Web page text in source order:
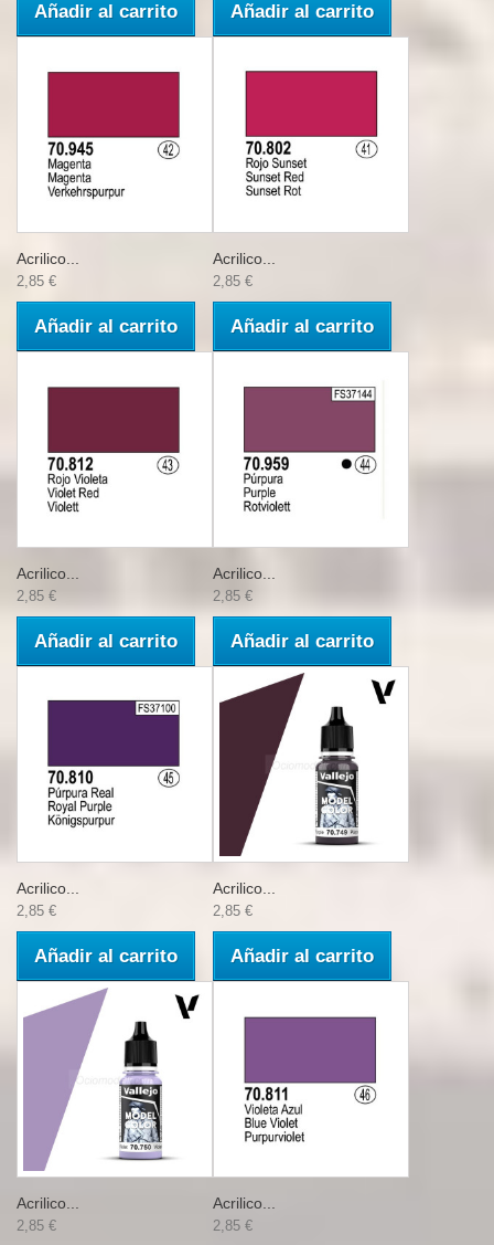
Añadir al carrito Añadir al carrito
Acrilico...
2,85 €
Añadir al carrito
Acrilico...
2,85 €
Añadir al carrito
Acrilico...
2,85 €
Añadir al carrito
Acrilico...
2,85 €
Añadir al carrito
Acrilico...
2,85 €
Añadir al carrito
Acrilico...
2,85 €
Añadir al carrito
Acrilico...
2,85 €
Acrilico...
2,85 €